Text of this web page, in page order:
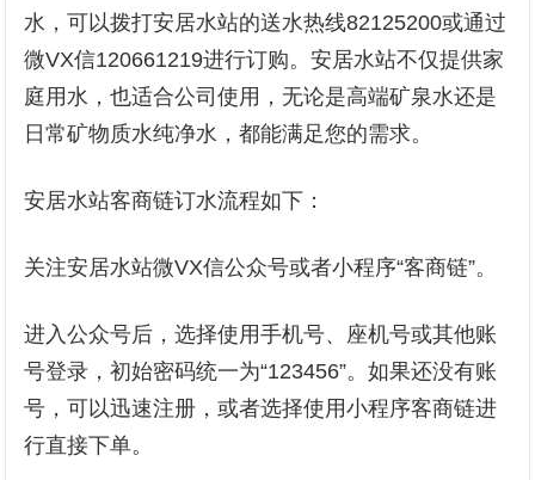
水，可以拨打安居水站的送水热线82125200或通过
微VX信120661219进行订购。安居水站不仅提供家
庭用水，也适合公司使用，无论是高端矿泉水还是
日常矿物质水纯净水，都能满足您的需求。
安居水站客商链订水流程如下：
关注安居水站微VX信公众号或者小程序“客商链”。
进入公众号后，选择使用手机号、座机号或其他账
号登录，初始密码统一为“123456”。如果还没有账
号，可以迅速注册，或者选择使用小程序客商链进
行直接下单。